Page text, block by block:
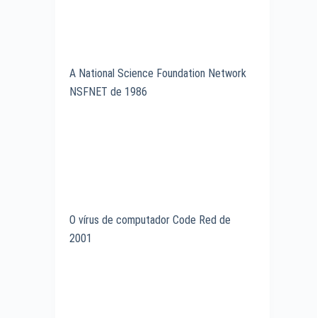
A National Science Foundation Network
NSFNET de 1986
O vírus de computador Code Red de
2001